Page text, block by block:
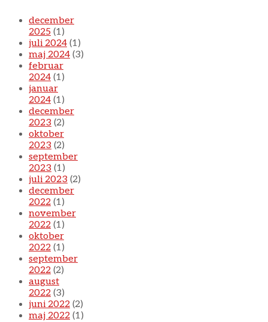
december
2025 (1)
juli 2024 (1)
maj 2024 (3)
februar
2024 (1)
januar
2024 (1)
december
2023 (2)
oktober
2023 (2)
september
2023 (1)
juli 2023 (2)
december
2022 (1)
november
2022 (1)
oktober
2022 (1)
september
2022 (2)
august
2022 (3)
juni 2022 (2)
maj 2022 (1)